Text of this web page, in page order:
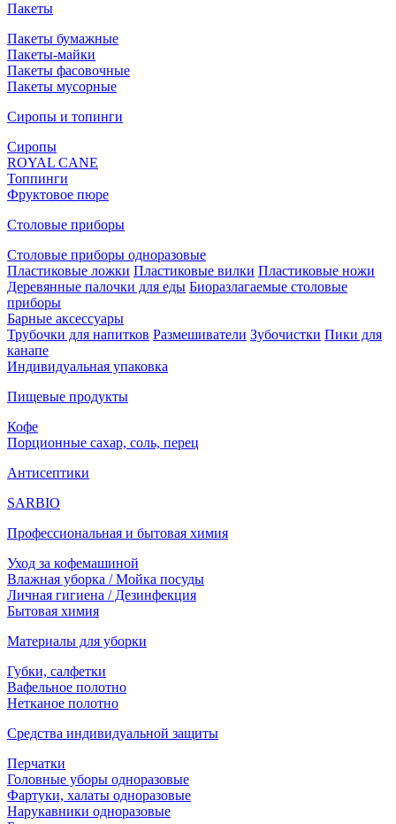
Пакеты
Пакеты бумажные
Пакеты-майки
Пакеты фасовочные
Пакеты мусорные
Сиропы и топинги
Сиропы
ROYAL CANE
Топпинги
Фруктовое пюре
Столовые приборы
Столовые приборы одноразовые
Пластиковые ложки Пластиковые вилки Пластиковые ножи
Деревянные палочки для еды Биоразлагаемые столовые
приборы
Барные аксессуары
Трубочки для напитков Размешиватели Зубочистки Пики для
канапе
Индивидуальная упаковка
Пищевые продукты
Кофе
Порционные сахар, соль, перец
Антисептики
SARBIO
Профессиональная и бытовая химия
Уход за кофемашиной
Влажная уборка / Мойка посуды
Личная гигиена / Дезинфекция
Бытовая химия
Материалы для уборки
Губки, салфетки
Вафельное полотно
Нетканое полотно
Средства индивидуальной защиты
Перчатки
Головные уборы одноразовые
Фартуки, халаты одноразовые
Нарукавники одноразовые